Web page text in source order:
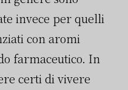
invece per quelli
con aromi
farmaceutico. In
certi di vivere